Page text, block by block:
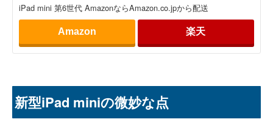
iPad mini 第6世代 AmazonならAmazon.co.jpから配送
Amazon 楽天
新型iPad miniの微妙な点